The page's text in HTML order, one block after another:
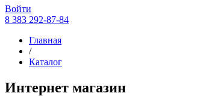
Войти
8 383 292-87-84
Главная
/
Каталог
Интернет магазин